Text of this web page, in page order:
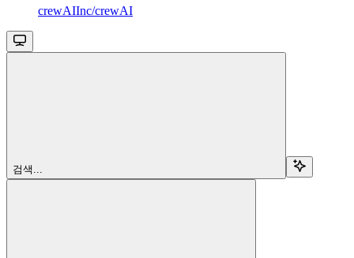
crewAIInc/crewAI
검색...